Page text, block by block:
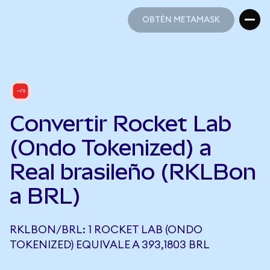
OBTÉN METAMASK
Convertir Rocket Lab
(Ondo Tokenized) a
Real brasileño (RKLBon
a BRL)
RKLBON/BRL: 1 ROCKET LAB (ONDO
TOKENIZED) EQUIVALE A 393,1803 BRL